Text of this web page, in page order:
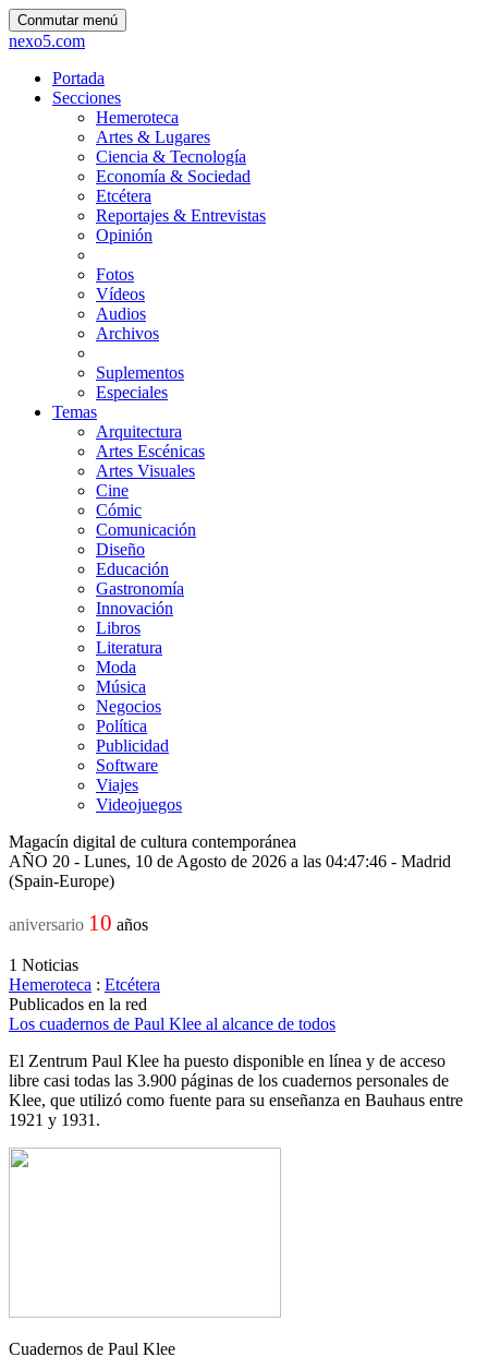
Conmutar menú
nexo5.com
Portada
Secciones
Hemeroteca
Artes & Lugares
Ciencia & Tecnología
Economía & Sociedad
Etcétera
Reportajes & Entrevistas
Opinión
Fotos
Vídeos
Audios
Archivos
Suplementos
Especiales
Temas
Arquitectura
Artes Escénicas
Artes Visuales
Cine
Cómic
Comunicación
Diseño
Educación
Gastronomía
Innovación
Libros
Literatura
Moda
Música
Negocios
Política
Publicidad
Software
Viajes
Videojuegos
Magacín digital de cultura contemporánea
AÑO 20 - Lunes, 10 de Agosto de 2026 a las 04:47:46 - Madrid
(Spain-Europe)
aniversario 10 años
1 Noticias
Hemeroteca : Etcétera
Publicados en la red
Los cuadernos de Paul Klee al alcance de todos
El Zentrum Paul Klee ha puesto disponible en línea y de acceso
libre casi todas las 3.900 páginas de los cuadernos personales de
Klee, que utilizó como fuente para su enseñanza en Bauhaus entre
1921 y 1931.
Cuadernos de Paul Klee